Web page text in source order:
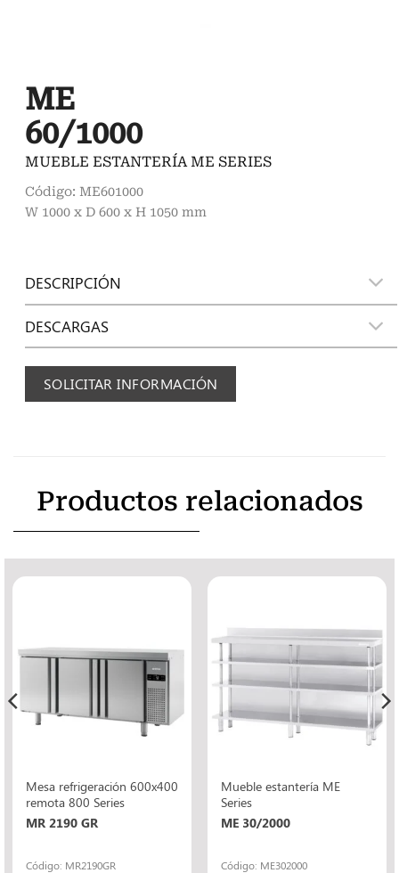
ME
60/1000
MUEBLE ESTANTERÍA ME SERIES
Código: ME601000
W 1000 x D 600 x H 1050 mm
DESCRIPCIÓN
DESCARGAS
SOLICITAR INFORMACIÓN
Productos relacionados
Mesa refrigeración 600x400
remota 800 Series
MR 2190 GR
Código: MR2190GR
Mueble estantería ME
Series
ME 30/2000
Código: ME302000